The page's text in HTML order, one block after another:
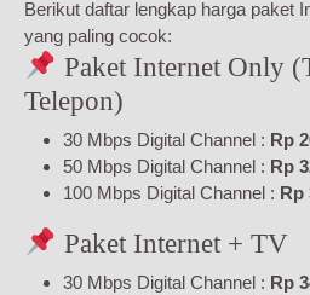
Berikut daftar lengkap harga paket
yang paling cocok:
Paket Internet Only
Telepon)
30 Mbps Digital Channel : Rp
50 Mbps Digital Channel : Rp
100 Mbps Digital Channel : Rp
Paket Internet + TV
30 Mbps Digital Channel : Rp